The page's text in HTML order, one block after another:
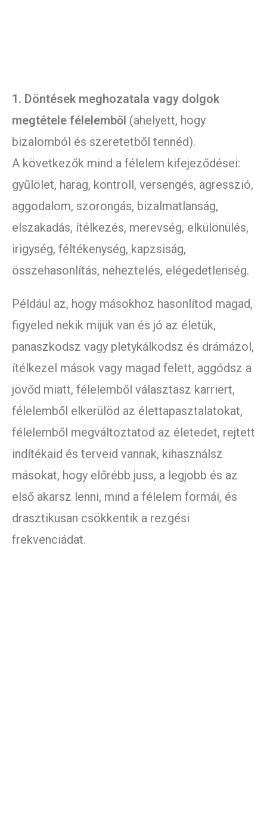
1. Döntések meghozatala vagy dolgok
megtétele félelemből (ahelyett, hogy
bizalomból és szeretetből tennéd).
A következők mind a félelem kifejeződései:
gyűlölet, harag, kontroll, versengés, agresszió,
aggodalom, szorongás, bizalmatlanság,
elszakadás, ítélkezés, merevség, elkülönülés,
irigység, féltékenység, kapzsiság,
összehasonlítás, neheztelés, elégedetlenség.
Például az, hogy másokhoz hasonlítod magad,
figyeled nekik mijük van és jó az életük,
panaszkodsz vagy pletykálkodsz és drámázol,
ítélkezel mások vagy magad felett, aggódsz a
jövőd miatt, félelemből választasz karriert,
félelemből elkerülöd az élettapasztalatokat,
félelemből megváltoztatod az életedet, rejtett
indítékaid és terveid vannak, kihasználsz
másokat, hogy előrébb juss, a legjobb és az
első akarsz lenni, mind a félelem formái, és
drasztikusan csökkentik a rezgési
frekvenciádat.